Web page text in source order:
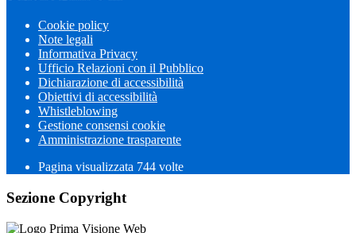
Cookie policy
Note legali
Informativa Privacy
Ufficio Relazioni con il Pubblico
Dichiarazione di accessibilità
Obiettivi di accessibilità
Whistleblowing
Gestione consensi cookie
Amministrazione trasparente
Pagina visualizzata 744 volte
Sezione Copyright